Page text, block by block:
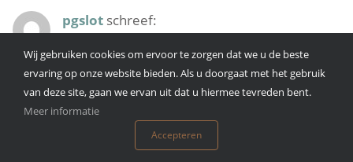
pgslot schreef:
PG Soft 2026: qual slot você joga mais: Tigrinho,
Coelho, Touro ou outro?
jogodemográtisschreef:
Wij gebruiken cookies om ervoor te zorgen dat we u de beste
ervaring op onze website bieden. Als u doorgaat met het gebruik
van deze site, gaan we ervan uit dat u hiermee tevreden bent.
Meer informatie
Accepteren